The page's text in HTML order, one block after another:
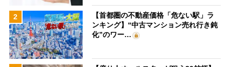
2
【首都圏の不動産価格「危ない駅」ラ
ンキング】“中古マンション売れ行き鈍
化”のワー…